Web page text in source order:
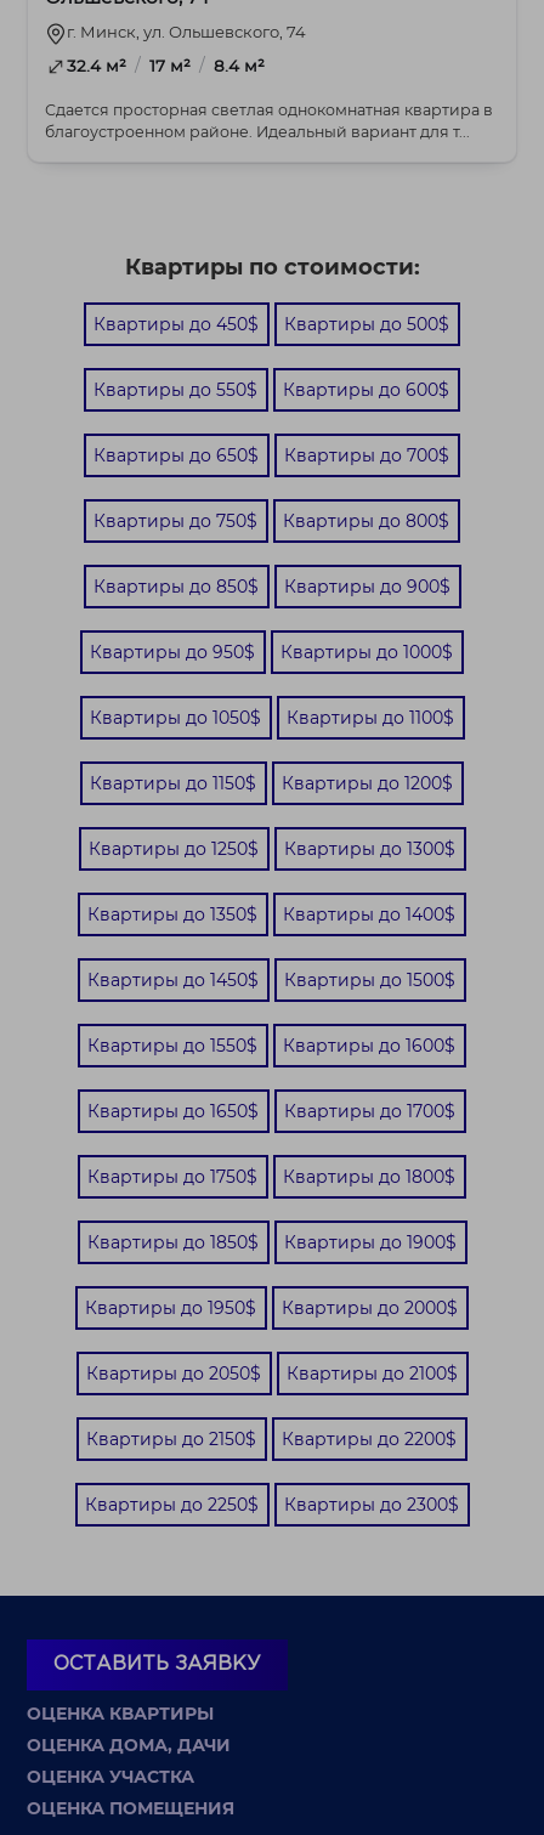
г. Минск, ул. Ольшевского, 74
32.4 м² / 17 м² / 8.4 м²
Сдается просторная светлая однокомнатная квартира в
благоустроенном районе. Идеальный вариант для т...
Квартиры по стоимости:
Квартиры до 450$ Квартиры до 500$
Квартиры до 550$ Квартиры до 600$
Квартиры до 650$ Квартиры до 700$
Квартиры до 750$ Квартиры до 800$
Квартиры до 850$ Квартиры до 900$
Квартиры до 950$ Квартиры до 1000$
Квартиры до 1050$ Квартиры до 1100$
Квартиры до 1150$ Квартиры до 1200$
Квартиры до 1250$ Квартиры до 1300$
Квартиры до 1350$ Квартиры до 1400$
Квартиры до 1450$ Квартиры до 1500$
Квартиры до 1550$ Квартиры до 1600$
Квартиры до 1650$ Квартиры до 1700$
Квартиры до 1750$ Квартиры до 1800$
Квартиры до 1850$ Квартиры до 1900$
Квартиры до 1950$ Квартиры до 2000$
Квартиры до 2050$ Квартиры до 2100$
Квартиры до 2150$ Квартиры до 2200$
Квартиры до 2250$ Квартиры до 2300$
ОСТАВИТЬ ЗАЯВКУ
ОЦЕНКА КВАРТИРЫ
ОЦЕНКА ДОМА, ДАЧИ
ОЦЕНКА УЧАСТКА
ОЦЕНКА ПОМЕЩЕНИЯ